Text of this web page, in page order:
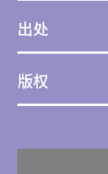
出处
版权